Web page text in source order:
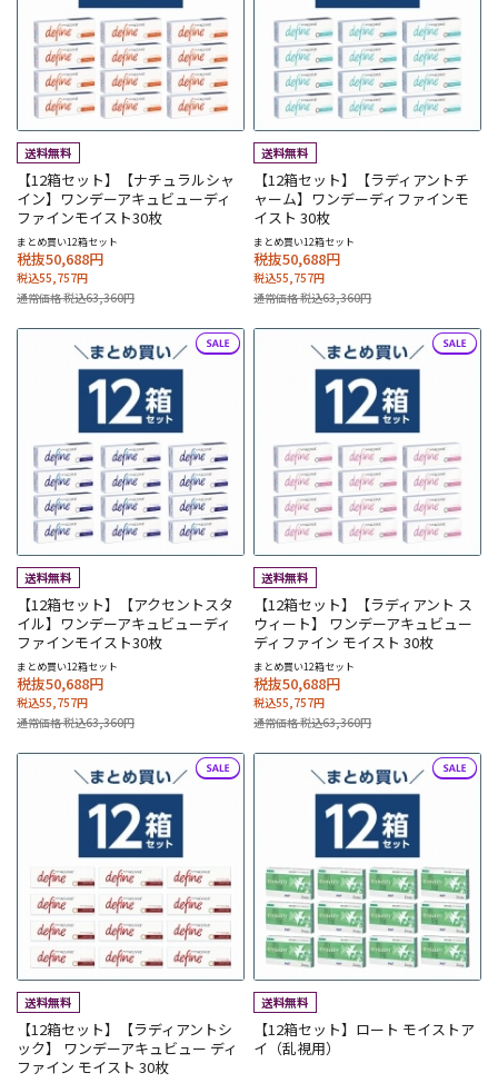
【12箱セット】【ナチュラルシャ
イン】ワンデーアキュビューディ
ファインモイスト30枚
まとめ買い12箱セット
税抜50,688円
税込55,757円
通常価格 税込63,360円
【12箱セット】【ラディアントチ
ャーム】ワンデーディファインモ
イスト 30枚
まとめ買い12箱セット
税抜50,688円
税込55,757円
通常価格 税込63,360円
【12箱セット】【アクセントスタ
イル】ワンデーアキュビューディ
ファインモイスト30枚
まとめ買い12箱セット
税抜50,688円
税込55,757円
通常価格 税込63,360円
【12箱セット】【ラディアント ス
ウィート】 ワンデーアキュビュー
ディファイン モイスト 30枚
まとめ買い12箱セット
税抜50,688円
税込55,757円
通常価格 税込63,360円
【12箱セット】【ラディアントシ
ック】 ワンデーアキュビュー ディ
ファイン モイスト 30枚
【12箱セット】ロート モイストア
イ（乱視用）